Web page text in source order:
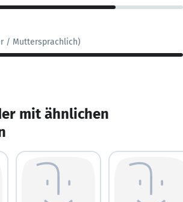
/ Muttersprachlich)
mit ähnlichen